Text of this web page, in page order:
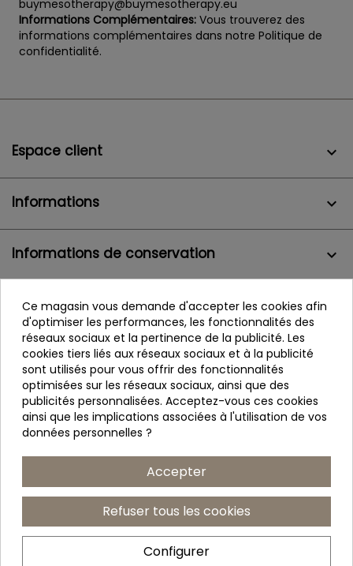
buymesotherapy@buymesotherapy.eu
Informations Complémentaires: Vous trouverez des
informations complémentaires dans notre Politique de
confidentialité.
Espace client 
Informations 
Informations de conservation keyboard_arrow_down
Confiance
© Copyright 2026 Buymesotherapy. By ecommsistema
Ce magasin vous demande d'accepter les cookies afin
d'optimiser les performances, les fonctionnalités des
réseaux sociaux et la pertinence de la publicité. Les
cookies tiers liés aux réseaux sociaux et à la publicité
sont utilisés pour vous offrir des fonctionnalités
optimisées sur les réseaux sociaux, ainsi que des
publicités personnalisées. Acceptez-vous ces cookies
ainsi que les implications associées à l'utilisation de vos
données personnelles ?
Accepter
Refuser tous les cookies
Configurer